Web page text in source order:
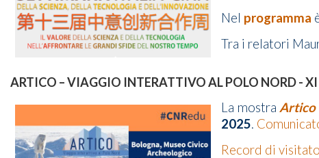
Nel programma
Tra i relatori
ARTICO – VIAGGIO INTERATTIVO AL POLO NORD -
L a mostra Artico
2025.
Record di